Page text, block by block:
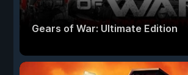
Gears of War: Ultimate Edition